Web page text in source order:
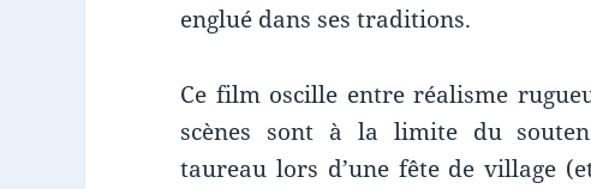
englué dans ses traditions.
Ce film oscille entre réalisme
scènes sont à la limite du
taureau lors d’une fête de village